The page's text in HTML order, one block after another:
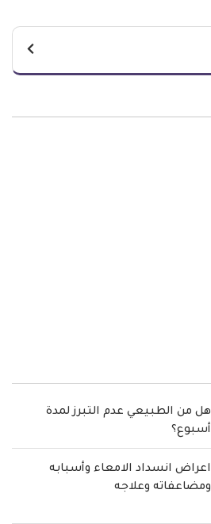
هل من الطبيعي عدم التبرز لمدة
أسبوع؟
اعراض انسداد الامعاء وأسبابه
ومضاعفاته وعلاجه